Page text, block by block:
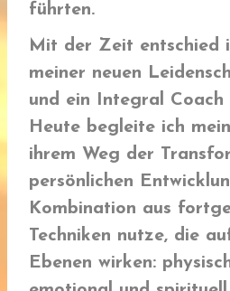
führten.
Mit der Zeit entschied
meiner neuen
und ein Integral Coach
Heute begleite ich
ihrem Weg der
persönlichen
Kombination aus
Techniken nutze, die
Ebenen wirken: